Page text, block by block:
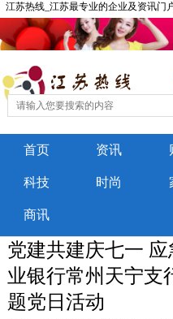
江苏热线_江苏最专业的企业及资讯门
首页 资讯
科技 时尚
商讯
党建共建庆七一
业银行常州天宁支
题党日活动